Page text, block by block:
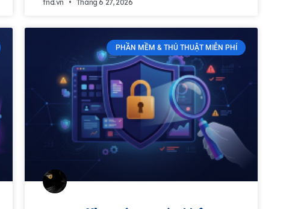
tnd.vn Tháng 6 27, 2026
PHẦN MỀM & THỦ THUẬT MIỄN PHÍ